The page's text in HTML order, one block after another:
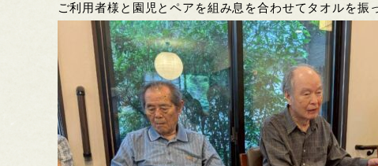
ご利用者様と園児とペアを組み息を合わせてタオルを振